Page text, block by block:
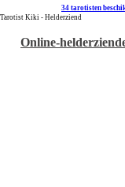
34 tarotisten
Tarotist Kiki - Helderziend
Online-